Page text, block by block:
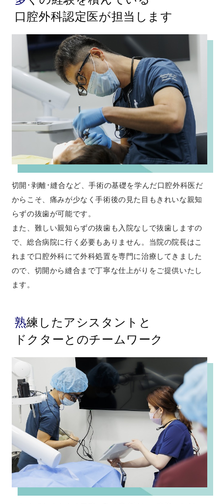
口腔外科認定医が担当します
切開･剥離･縫合など、手術の基礎を学んだ口腔外科医だ
からこそ、痛みが少なく手術後の見た目もきれいな親知
らずの抜歯が可能です。
また、難しい親知らずの抜歯も入院なしで抜歯しますの
で、総合病院に行く必要もありません。当院の院長はこ
れまで口腔外科にて外科処置を専門に治療してきました
ので、切開から縫合まで丁寧な仕上がりをご提供いたし
ます。
熟練したアシスタントと
ドクターとのチームワーク